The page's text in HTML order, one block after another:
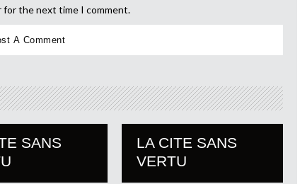
for the next time I comment.
SANS
LA CITE SANS
VERTU